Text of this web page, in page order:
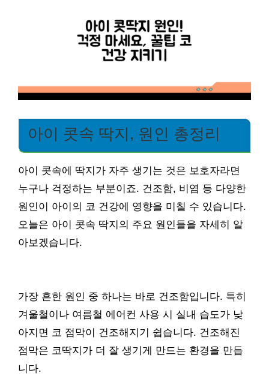
아이 콧속 딱지, 원인 총정리
아이 콧속에 딱지가 자주 생기는 것은 보호자라면
누구나 걱정하는 부분이죠. 건조함, 비염 등 다양한
원인이 아이의 코 건강에 영향을 미칠 수 있습니다.
오늘은 아이 콧속 딱지의 주요 원인들을 자세히 알
아보겠습니다.
가장 흔한 원인 중 하나는 바로 건조함입니다. 특히
겨울철이나 여름철 에어컨 사용 시 실내 습도가 낮
아지면 코 점막이 건조해지기 쉽습니다. 건조해진
점막은 코딱지가 더 잘 생기게 만드는 환경을 만듭
니다.